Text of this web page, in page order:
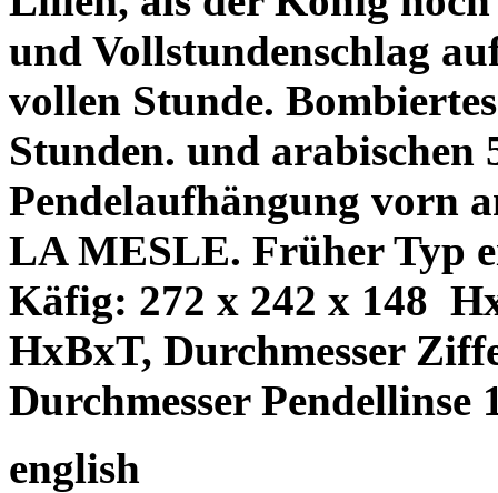
und Vollstundenschlag
vollen Stunde.
Stunden. und arabischen
Pendelaufhängung vorn
LA MESLE. Früher Typ
Käfig: 272 x 242 x 148
HxBxT, Durchmesser
Durchmesser Pendellinse
english